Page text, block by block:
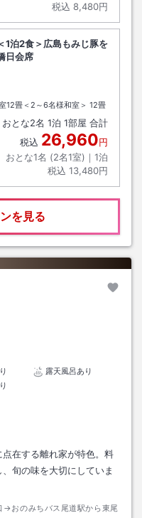
税込 8,480円
1泊2食＞広島もみじ豚を
日会席
12畳＜2～6名様和室＞ 12畳
おとな2名 1泊 1部屋 合計
税込 26,960円
おとな1名 (2名1室)｜ 1泊
税込 13,480円
を見る
露天風呂あり
在する離れ家が特色。料
旬の味を大切にしていま
→おのみちバス尾道駅から東尾